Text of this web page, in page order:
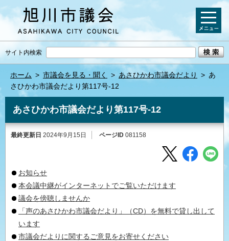
サイト内検索
ホーム > 市議会を見る・聞く > あさひかわ市議会だより > あ
さひかわ市議会だより第117号-12
あさひかわ市議会だより第117号-12
最終更新日 2024年9月15日 ページID 081158
お知らせ
本会議中継がインターネットでご覧いただけます
議会を傍聴しませんか
「声のあさひかわ市議会だより」（CD）を無料で貸し出して
います
市議会だよりに関するご意見をお寄せください